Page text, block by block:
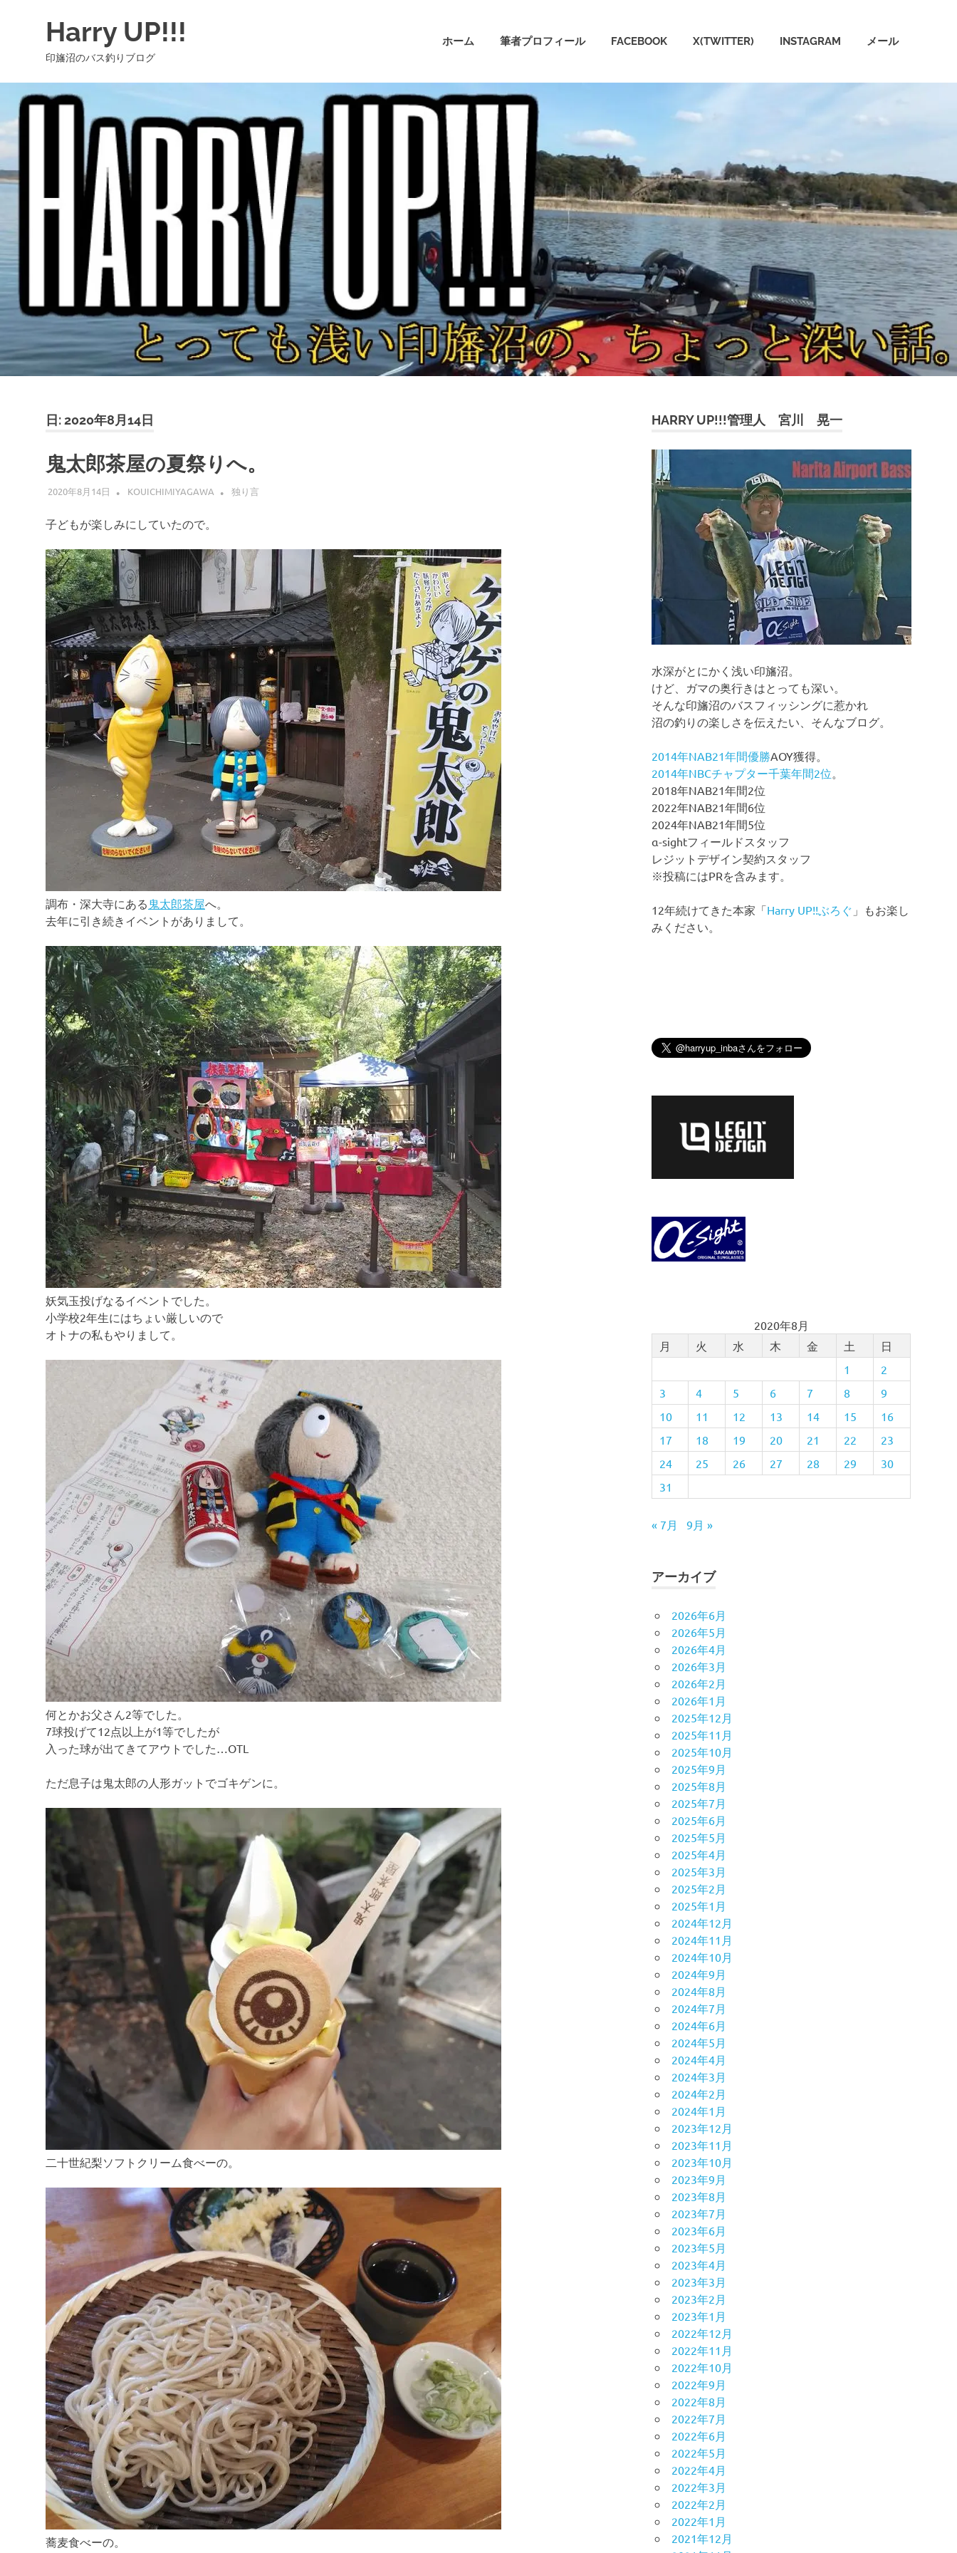
キ
プ
Harry UP!!!
印旛沼のバス釣りブログ
ホーム 筆者プロフィール FACEBOOK X(TWITTER) INSTAGRAM メール
日:2020年8月14日
鬼太郎茶屋の夏祭りへ。
2020年8月14日 KOUICHIMIYAGAWA 独り言
子どもが楽しみにしていたので。
調布・深大寺にある 鬼太郎茶屋へ。
去年に引き続きイベントがありまして。
妖気玉投げなるイベントでした。
小学校2年生にはちょい厳しいので
オトナの私もやりまして。
何とかお父さん2等でした。
7球投げて12点以上が1等でしたが
入った球が出てきてアウトでした…OTL
ただ息子は鬼太郎の人形ガットでゴキゲンに。
二十世紀梨ソフトクリーム食べーの。
蕎麦食べーの。
HARRY UP!!!管理人 宮川 晃一
水深がとにかく浅い印旛沼。
けど、ガマの奥行きはとっても深い。
そんな印旛沼のバスフィッシングに惹かれ
沼の釣りの楽しさを伝えたい、そんなブログ。
2014年NAB21年間優勝AOY獲得。
2014年NBCチャプター千葉年間2位
2018年NAB21年間2位
2022年NAB21年間6位
2024年NAB21年間5位
α-sightフィールドスタッフ
レジットデザイン契約スタッフ
※投稿にはPRを含みます。
12年続けてきた本家「Harry UP!!ぶろぐ 」もお楽し
みください。
2020年8月
月
火 水 木 金 土
日
1
2
3
4 5 6 7 8
9
10
11 12 13 14 15
16
17
18 19 20 21 22
23
24
25 26 27 28 29
30
31
« 7月 9月 »
アーカイブ
2026年6月
2026年5月
2026年4月
2026年3月
2026年2月
2026年1月
2025年12月
2025年11月
2025年10月
2025年9月
2025年8月
2025年7月
2025年6月
2025年5月
2025年4月
2025年3月
2025年2月
2025年1月
2024年12月
2024年11月
2024年10月
2024年9月
2024年8月
2024年7月
2024年6月
2024年5月
2024年4月
2024年3月
2024年2月
2024年1月
2023年12月
2023年11月
2023年10月
2023年9月
2023年8月
2023年7月
2023年6月
2023年5月
2023年4月
2023年3月
2023年2月
2023年1月
2022年12月
2022年11月
2022年10月
2022年9月
2022年8月
2022年7月
2022年6月
2022年5月
2022年4月
2022年3月
2022年2月
2022年1月
2021年12月